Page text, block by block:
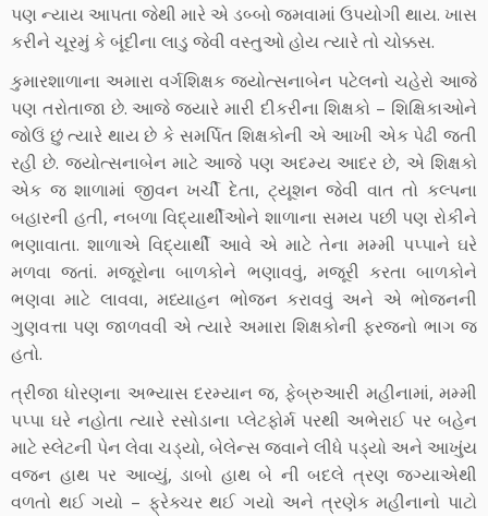
પણ ન્યાય આપતા જેથી મારે એ ડબ્બો જમવામાં ઉપયોગી થાય. ખાસ
કરીને ચૂરમું કે બૂંદીના લાડુ જેવી વસ્તુઓ હોય ત્યારે તો ચોક્કસ.
કુમારશાળાના અમારા વર્ગશિક્ષક જ્યોત્સનાબેન પટેલનો ચહેરો આજે
પણ તરોતાજા છે. આજે જ્યારે મારી દીકરીના શિક્ષકો – શિક્ષિકાઓને
જોઉં છું ત્યારે થાય છે કે સમર્પિત શિક્ષકોની એ આખી એક પેઢી જતી
રહી છે. જ્યોત્સનાબેન માટે આજે પણ અદમ્ય આદર છે, એ શિક્ષકો
એક જ શાળામાં જીવન ખર્ચી દેતા, ટ્યૂશન જેવી વાત તો કલ્પના
બહારની હતી, નબળા વિદ્યાર્થીઓને શાળાના સમય પછી પણ રોકીને
ભણાવાતા. શાળાએ વિદ્યાર્થી આવે એ માટે તેના મમ્મી પપ્પાને ઘરે
મળવા જતાં. મજૂરોના બાળકોને ભણાવવું, મજૂરી કરતા બાળકોને
ભણવા માટે લાવવા, મધ્યાહન ભોજન કરાવવું અને એ ભોજનની
ગુણવત્તા પણ જાળવવી એ ત્યારે અમારા શિક્ષકોની ફરજનો ભાગ જ
હતો.
ત્રીજા ધોરણના અભ્યાસ દરમ્યાન જ, ફેબ્રુઆરી મહીનામાં, મમ્મી
પપ્પા ઘરે નહોતા ત્યારે રસોડાના પ્લેટફોર્મ પરથી અભેરાઈ પર બહેન
માટે સ્લેટની પેન લેવા ચડ્યો, બેલેન્સ જવાને લીધે પડ્યો અને આખુંય
વજન હાથ પર આવ્યું, ડાબો હાથ બે ની બદલે ત્રણ જગ્યાએથી
વળતો થઈ ગયો – ફ્રેક્ચર થઈ ગયો અને ત્રણેક મહીનાનો પાટો